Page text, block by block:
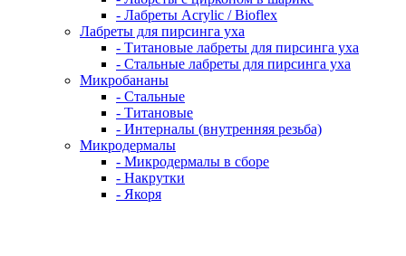
- Лабреты Acrylic / Bioflex
Лабреты для пирсинга уха
- Титановые лабреты для пирсинга уха
- Стальные лабреты для пирсинга уха
Микробананы
- Стальные
- Титановые
- Интерналы (внутренняя резьба)
Микродермалы
- Микродермалы в сборе
- Накрутки
- Якоря